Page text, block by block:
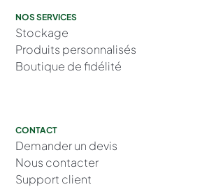
NOS SERVICES
Stockage
Produits personnalisés
Boutique de fidélité
CONTACT
Demander un devis
Nous contacter
Support client